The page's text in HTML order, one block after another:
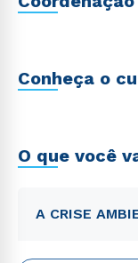
Conheça o
O que você
A CRISE